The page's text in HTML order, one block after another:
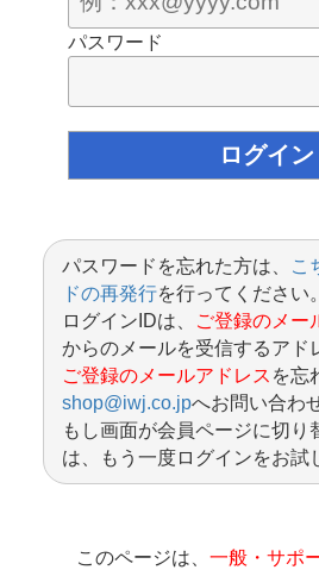
パスワード
パスワードを忘れた方は、
こ
ドの再発行を行ってください。
ログインIDは、
ご登録のメー
からのメールを受信するアド
ご登録のメールアドレス を忘
shop@iwj.co.jpへお問い合わ
もし画面が会員ページに切り
は、もう一度ログインをお試
このページは、 一般・サポ